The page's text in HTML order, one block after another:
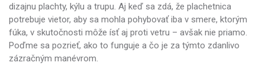
dizajnu plachty, kýlu a trupu. Aj keď sa zdá, že plachetnica
potrebuje vietor, aby sa mohla pohybovať iba v smere, ktorým
fúka, v skutočnosti môže ísť aj proti vetru – avšak nie priamo.
Poďme sa pozrieť, ako to funguje a čo je za týmto zdanlivo
zázračným manévrom.